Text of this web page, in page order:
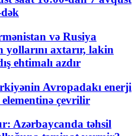
və Rusiya
yollarını axtarır, lakin
ehtimalı azdır
Avropadakı enerji
elementinə çevrilir
Azərbaycanda təhsil